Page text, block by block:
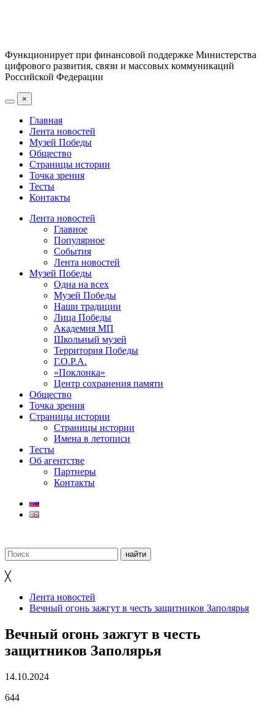
Функционирует при финансовой поддержке Министерства
цифрового развития, связи и массовых коммуникаций
Российской Федерации
×
Главная
Лента новостей
Музей Победы
Общество
Страницы истории
Точка зрения
Тесты
Контакты
Лента новостей
Главное
Популярное
События
Лента новостей
Музей Победы
Одна на всех
Музей Победы
Наши традиции
Лица Победы
Академия МП
Школьный музей
Территория Победы
Г.О.Р.А.
«Поклонка»
Центр сохранения памяти
Общество
Точка зрения
Страницы истории
Страницы истории
Имена в летописи
Тесты
Об агентстве
Партнеры
Контакты
╳
Лента новостей
Вечный огонь зажгут в честь защитников Заполярья
Вечный огонь зажгут в честь
защитников Заполярья
14.10.2024
644